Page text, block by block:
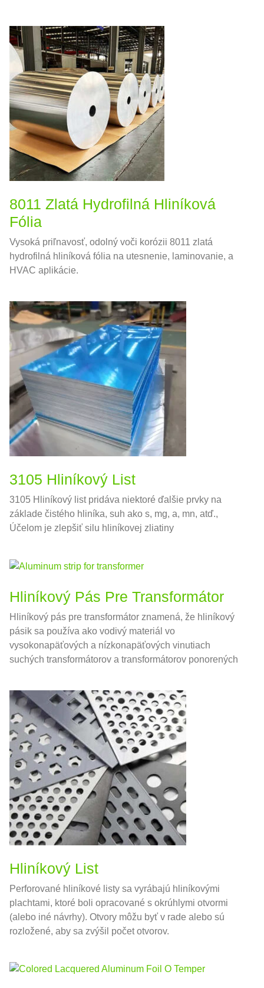
8011 Zlatá Hydrofilná Hliníková
Fólia
Vysoká priľnavosť, odolný voči korózii 8011 zlatá
hydrofilná hliníková fólia na utesnenie, laminovanie, a
HVAC aplikácie.
3105 Hliníkový List
3105 Hliníkový list pridáva niektoré ďalšie prvky na
základe čistého hliníka, suh ako s, mg, a, mn, atď.,
Účelom je zlepšiť silu hliníkovej zliatiny
Hliníkový Pás Pre Transformátor
Hliníkový pás pre transformátor znamená, že hliníkový
pásik sa používa ako vodivý materiál vo
vysokonapäťových a nízkonapäťových vinutiach
suchých transformátorov a transformátorov ponorených
Hliníkový List
Perforované hliníkové listy sa vyrábajú hliníkovými
plachtami, ktoré boli opracované s okrúhlymi otvormi
(alebo iné návrhy). Otvory môžu byť v rade alebo sú
rozložené, aby sa zvýšil počet otvorov.